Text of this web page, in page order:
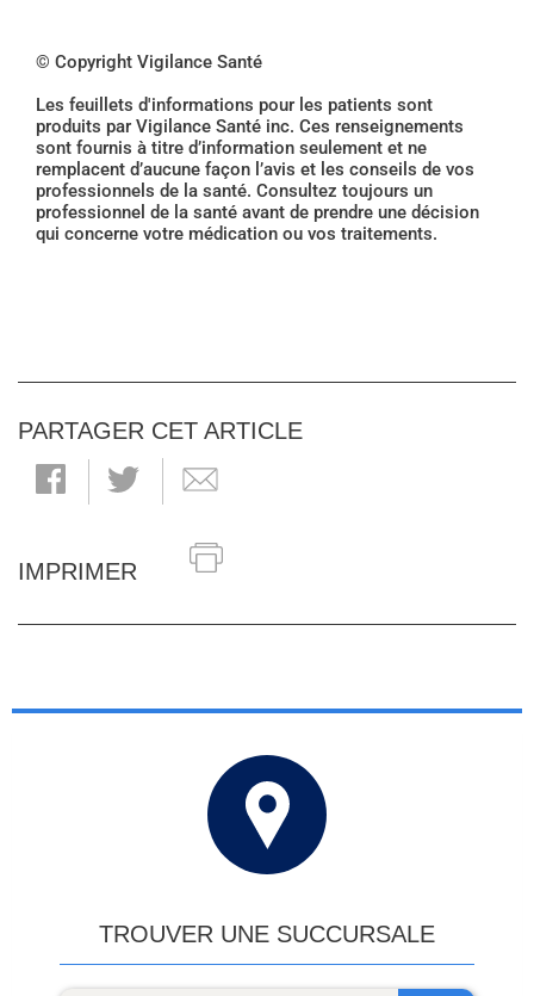
© Copyright Vigilance Santé
Les feuillets d'informations pour les patients sont
produits par Vigilance Santé inc. Ces renseignements
sont fournis à titre d’information seulement et ne
remplacent d’aucune façon l’avis et les conseils de vos
professionnels de la santé. Consultez toujours un
professionnel de la santé avant de prendre une décision
qui concerne votre médication ou vos traitements.
PARTAGER CET ARTICLE
IMPRIMER
TROUVER UNE SUCCURSALE